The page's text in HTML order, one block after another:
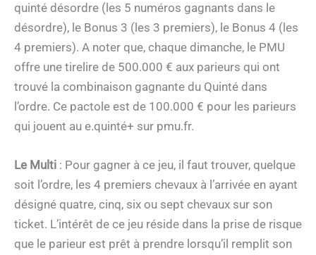
quinté désordre (les 5 numéros gagnants dans le
désordre), le Bonus 3 (les 3 premiers), le Bonus 4 (les
4 premiers). A noter que, chaque dimanche, le PMU
offre une tirelire de 500.000 € aux parieurs qui ont
trouvé la combinaison gagnante du Quinté dans
l’ordre. Ce pactole est de 100.000 € pour les parieurs
qui jouent au e.quinté+ sur pmu.fr.
Le Multi : Pour gagner à ce jeu, il faut trouver, quelque
soit l’ordre, les 4 premiers chevaux à l’arrivée en ayant
désigné quatre, cinq, six ou sept chevaux sur son
ticket. L’intérêt de ce jeu réside dans la prise de risque
que le parieur est prêt à prendre lorsqu’il remplit son